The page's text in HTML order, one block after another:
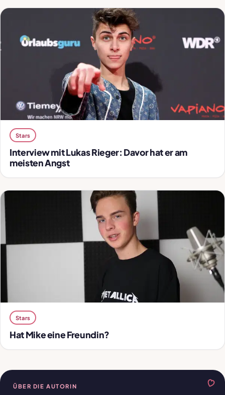
Stars
Interview mit Lukas Rieger: Davor hat er am
meisten Angst
Stars
Hat Mike eine Freundin?
ÜBER DIE AUTORIN